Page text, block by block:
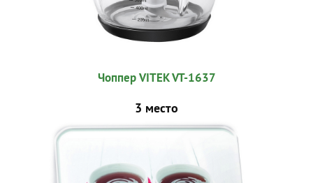
Чоппер VITEK VT-1637
3 место